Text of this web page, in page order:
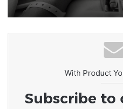
With Product
Subscribe to